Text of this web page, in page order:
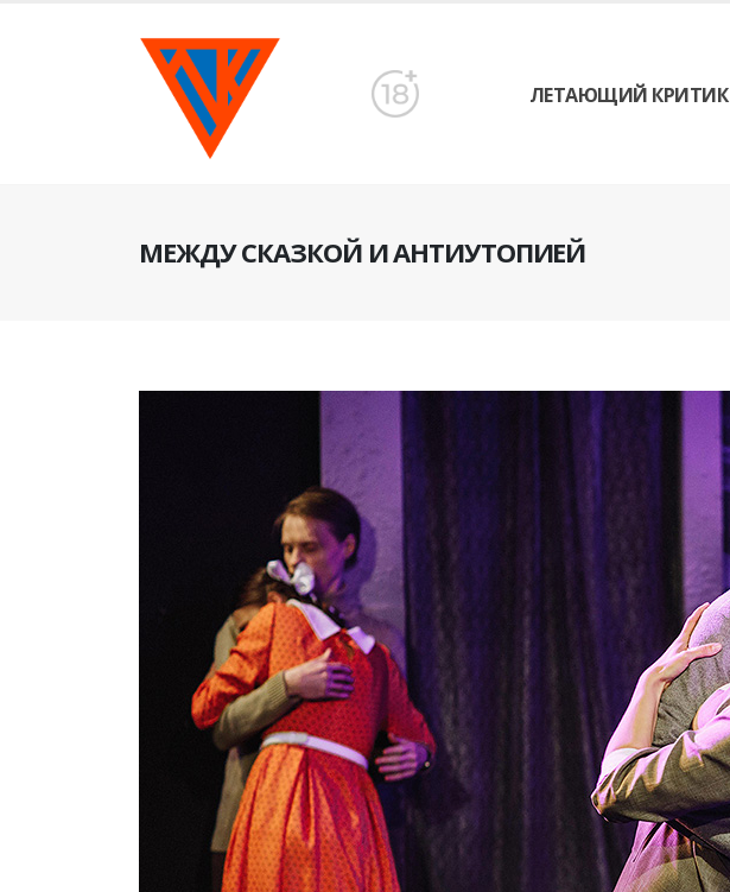
ЛЕТАЮЩИЙ КРИТИК
МЕЖДУ СКАЗКОЙ И АНТИУТОПИЕЙ